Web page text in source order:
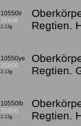
10550lr
35806
2,13g
Regtien.
10550ye
35806
2,13g
Regtien.
10550lb
35806
2,13g
Regtien.